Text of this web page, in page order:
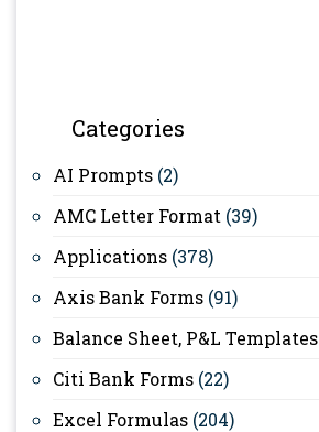
Categories
AI Prompts (2)
AMC Letter Format (39)
Applications (378)
Axis Bank Forms (91)
Balance Sheet, P&L Templates
Citi Bank Forms (22)
Excel Formulas (204)